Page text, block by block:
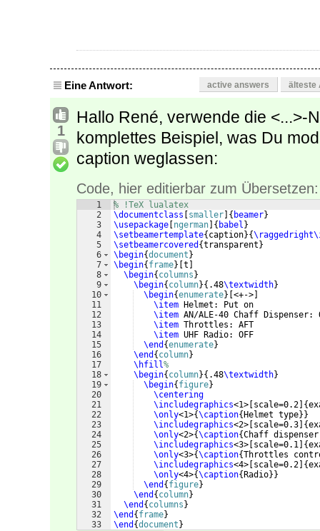
Eine Antwort: active answers älteste
1
Hallo René, verwende die <...>-
komplettes Beispiel, was Du
caption weglassen:
Code, hier editierbar zum Übersetzen:
1
2
3
4
5
6
7
8
9
10
11
12
13
14
15
16
17
18
19
20
21
22
23
24
25
26
27
28
29
30
31
32
33
% !TeX lualatex
\documentclass
smaller { beamer}
\usepackage ngerman { babel }
\setbeamertemplate{ caption}{
\setbeamercovered {transparent }
\begin{document }
\begin{ frame} t
\begin{ columns }
\begin{ column}{ .48\textwidth}
\begin{enumerate} <+->
\item Helmet: Put on
\item AN/ALE-40 Chaff Dispenser:
\item Throttles: AFT
\item UHF Radio: OFF
\end {enumerate}
\end { column}
\hfill%
\begin{ column}{ .48\textwidth}
\begin{ figure}
\centering
\includegraphics<1> scale=0.2 {
\only<1>{\caption{ Helmet type}}
\includegraphics<2> scale=0.3 {
\only<2>{\caption{Chaff
\includegraphics<3> scale=0.1 {
\only<3>{\caption{Throttles
\includegraphics<4> scale=0.2 {
\only<4>{\caption{ Radio}}
\end { figure}
\end { column}
\end { columns }
\end { frame}
\end {document }